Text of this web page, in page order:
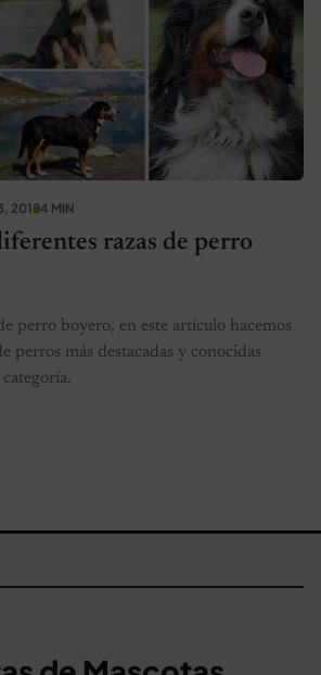
20184 MIN
razas de perro
perro boyero, en este artículo hacemos
perros más destacadas y conocidas